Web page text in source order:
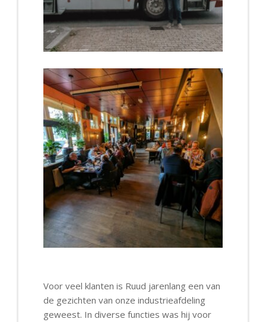
Voor veel klanten is Ruud jarenlang een van
de gezichten van onze industrieafdeling
geweest. In diverse functies was hij voor